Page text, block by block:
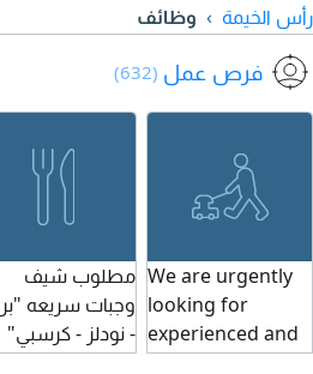
رأس الخيمة وظائف
فرص عمل (632)
We are urgently
looking for
experienced and
hardworking
مطلوب شيف
وجبات سريعه
- نودلز - كرسبي"
للعمل لدينا، خبرة